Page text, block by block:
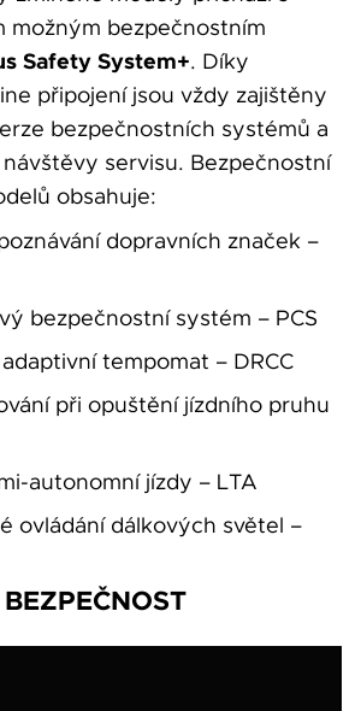
možným bezpečnostním
Safety System+. Díky
připojení jsou vždy zajištěny
bezpečnostních systémů a
servisu. Bezpečnostní
obsahuje:
dopravních značek –
bezpečnostní systém – PCS
tempomat – DRCC
při opuštění jízdního pruhu
autonomní jízdy – LTA
ovládání dálkových světel –